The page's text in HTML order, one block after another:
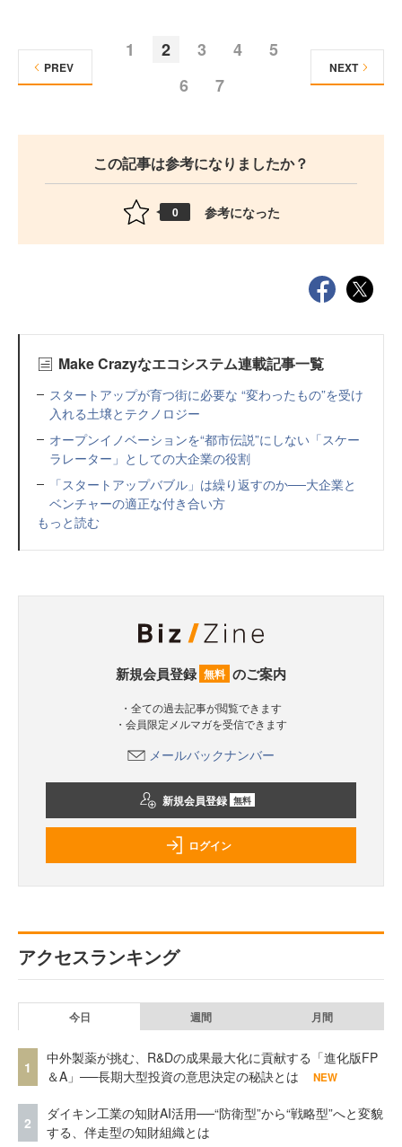
1 2 3 4
5
6
7
PREV NEXT
この記事は参考になりましたか？
0 参考になった
Make Crazyなエコシステム連載記事一覧
スタートアップが育つ街に必要な “変わったもの”を受け
入れる土壌とテクノロジー
オープンイノベーションを“都市伝説”にしない「スケー
ラレーター」としての大企業の役割
「スタートアップバブル」は繰り返すのか──大企業と
ベンチャーの適正な付き合い方
もっと読む
新規会員登録 無料 のご案内
・全ての過去記事が閲覧できます
・会員限定メルマガを受信できます
メールバックナンバー
新規会員登録 無料
ログイン
アクセスランキング
今日 週間 月間
1
中外製薬が挑む、R&Dの成果最大化に貢献する「進化版FP
＆A」──長期大型投資の意思決定の秘訣とは
NEW
2
ダイキン工業の知財AI活用──“防衛型”から“戦略型”へと変貌
する、伴走型の知財組織とは